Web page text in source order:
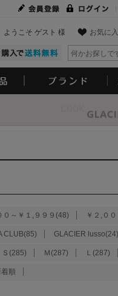
お気に
ようこそ ゲスト 様
０～￥１,９９９(48) ￥２,０
CLUB(85) GLACIER lusso(24)
Ｓ(285) Ｍ(287) Ｌ(287)
着順